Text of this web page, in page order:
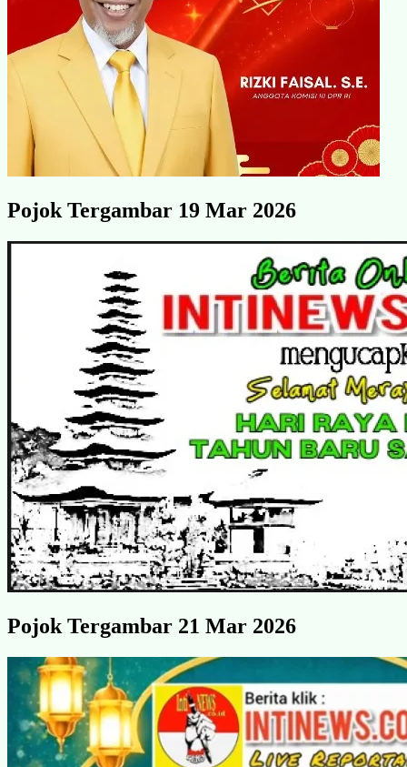
Pojok Tergambar 19 Mar 2026
Pojok Tergambar 21 Mar 2026